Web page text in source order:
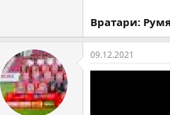
Вратари:
09.12.2021